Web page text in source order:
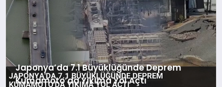
Japonya’da 7.1 Büyüklüğünde Deprem
Kumamoto’da Yıkıma Yol Açtı